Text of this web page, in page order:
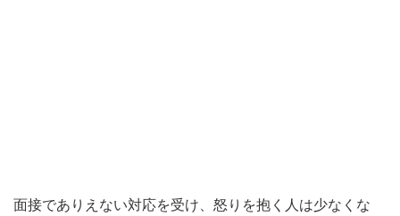
面接でありえない対応を受け、怒りを抱く人は少なくな